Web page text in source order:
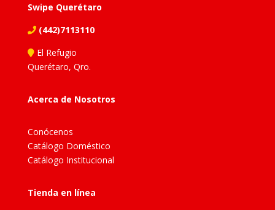
Swipe Querétaro
(442)7113110
El Refugio
Querétaro, Qro.
Acerca de Nosotros
Conócenos
Catálogo Doméstico
Catálogo Institucional
Tienda en línea